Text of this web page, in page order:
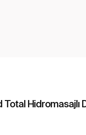
Total Hidromasajlı